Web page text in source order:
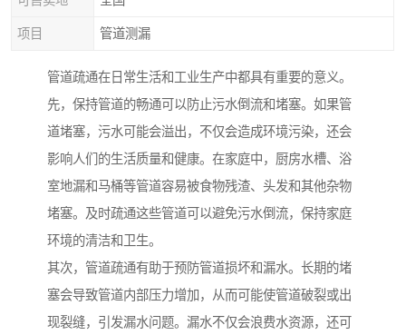
项目 管道测漏
管道疏通在日常生活和工业生产中都具有重要的意义。
先，保持管道的畅通可以防止污水倒流和堵塞。如果管
道堵塞，污水可能会溢出，不仅会造成环境污染，还会
影响人们的生活质量和健康。在家庭中，厨房水槽、浴
室地漏和马桶等管道容易被食物残渣、头发和其他杂物
堵塞。及时疏通这些管道可以避免污水倒流，保持家庭
环境的清洁和卫生。
其次，管道疏通有助于预防管道损坏和漏水。长期的堵
塞会导致管道内部压力增加，从而可能使管道破裂或出
现裂缝，引发漏水问题。漏水不仅会浪费水资源，还可